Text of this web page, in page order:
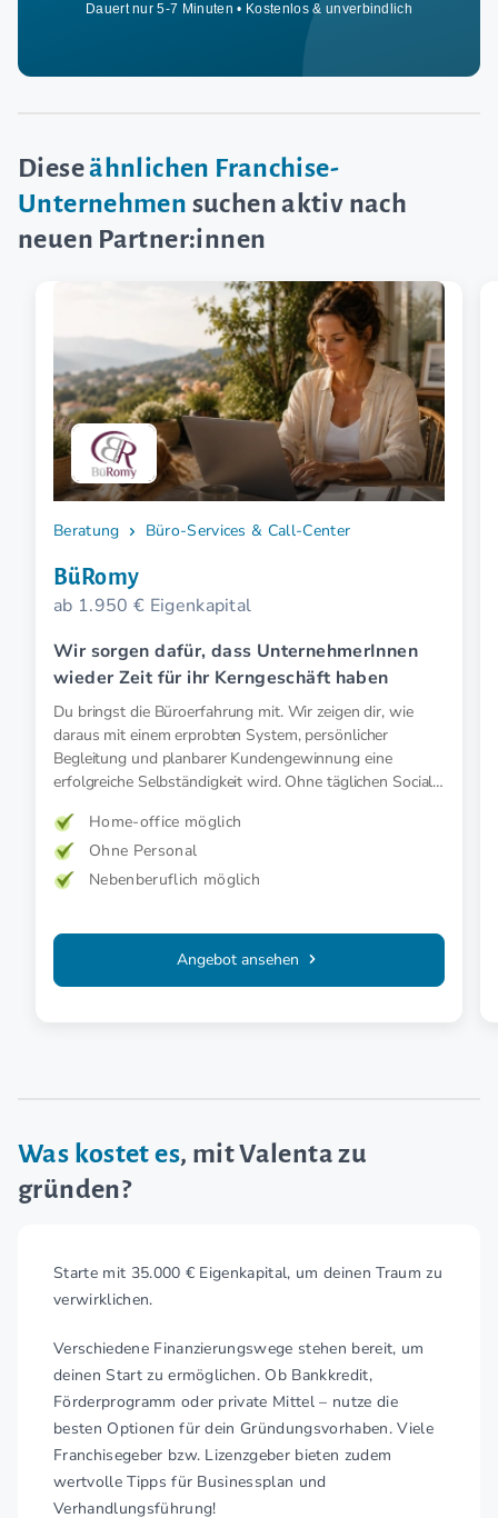
Dauert nur 5-7 Minuten • Kostenlos & unverbindlich
Dieseähnlichen Franchise-
Unternehmen suchen aktiv nach
neuen Partner:innen
Beratung Büro-Services & Call-Center
BüRomy
ab 1.950 € Eigenkapital
Wir sorgen dafür, dass UnternehmerInnen
wieder Zeit für ihr Kerngeschäft haben
Du bringst die Büroerfahrung mit. Wir zeigen dir, wie
daraus mit einem erprobten System, persönlicher
Begleitung und planbarer Kundengewinnung eine
erfolgreiche Selbständigkeit wird. Ohne täglichen Social-
Home-office möglich
Ohne Personal
Nebenberuflich möglich
Angebot ansehen
Was kostet es, mit Valenta zu
gründen?
Starte mit 35.000 € Eigenkapital, um deinen Traum zu
verwirklichen.
Verschiedene Finanzierungswege stehen bereit, um
deinen Start zu ermöglichen. Ob Bankkredit,
Förderprogramm oder private Mittel – nutze die
besten Optionen für dein Gründungsvorhaben. Viele
Franchisegeber bzw. Lizenzgeber bieten zudem
wertvolle Tipps für Businessplan und
Verhandlungsführung!